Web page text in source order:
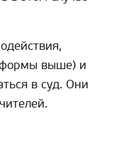
выше) и
в суд. Они